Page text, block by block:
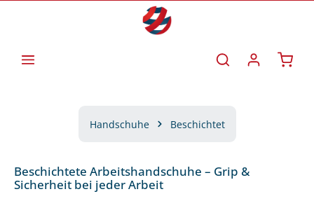
Handschuhe Beschichtet
Beschichtete Arbeitshandschuhe – Grip &
Sicherheit bei jeder Arbeit